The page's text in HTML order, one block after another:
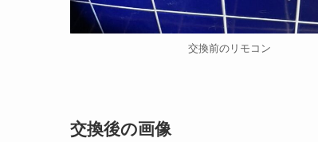
交換前のリモコン
交換後の画像